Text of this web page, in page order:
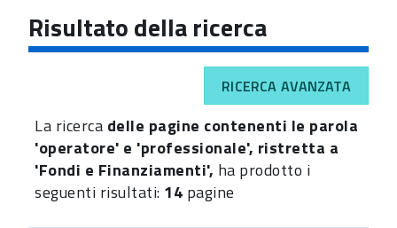
navigazione
Risultato della ricerca
RICERCA AVANZATA
La ricerca delle pagine contenenti le parola
'operatore' e 'professionale', ristretta a
'Fondi e Finanziamenti', ha prodotto i
seguenti risultati: 14 pagine